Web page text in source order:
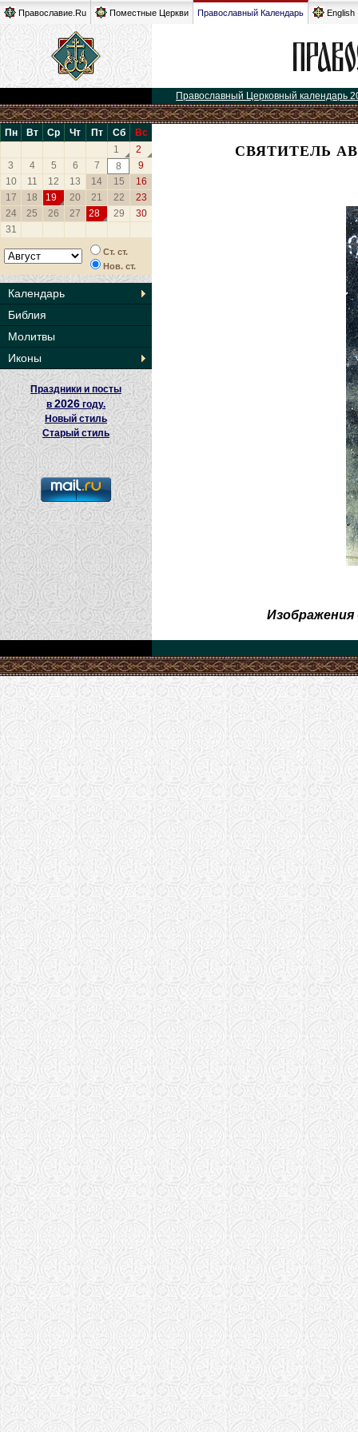
Православие.Ru Поместные Церкви Православный Календарь English
Православный Церковный календарь
Пн Вт Ср Чт Пт Сб
Вс
1
2
3
4 5 6 7 8
9
10
11 12 13 14 15
16
17
18 19 20 21 22
23
24
25 26 27 28 29
30
31
Ст. ст.
Нов. ст.
Календарь
Библия
Молитвы
Иконы
Праздники и посты
в2026 году.
Новый стиль
Старый стиль
СВЯТИТЕЛЬ